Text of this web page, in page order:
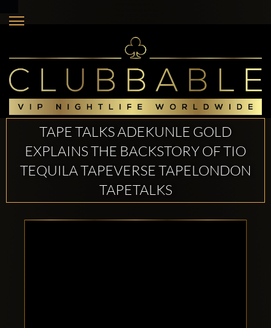
TAPE TALKS ADEKUNLE GOLD
EXPLAINS THE BACKSTORY OF TIO
TEQUILA TAPEVERSE TAPELONDON
TAPETALKS